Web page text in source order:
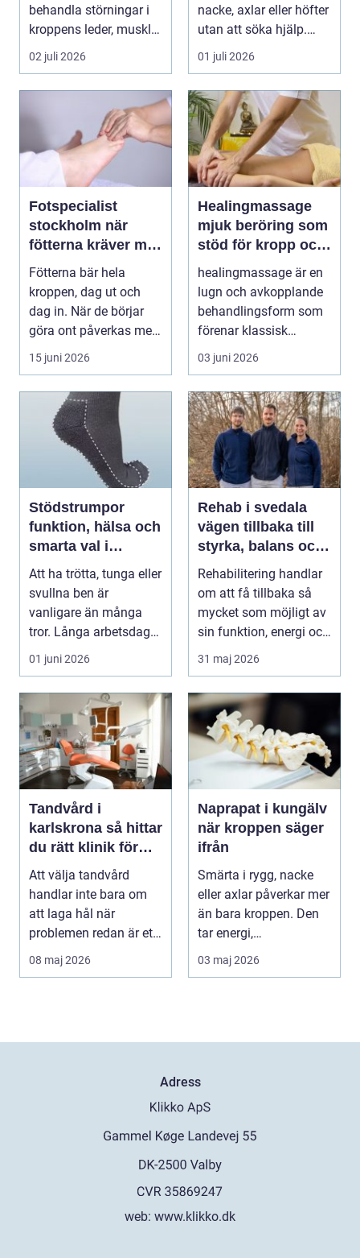
behandla störningar i
kroppens leder, muskler
och nervsyste...
02 juli 2026
nacke, axlar eller höfter
utan att söka hjälp.
Andra har ...
01 juli 2026
Fotspecialist
stockholm när
fötterna kräver mer
än vanliga sulor
Fötterna bär hela
kroppen, dag ut och
dag in. När de börjar
göra ont påverkas mer
15 juni 2026
Healingmassage
mjuk beröring som
stöd för kropp och
själ
healingmassage är en
lugn och avkopplande
behandlingsform som
förenar klassisk
massage med
03 juni 2026
Stödstrumpor
funktion, hälsa och
smarta val i
vardagen
Att ha trötta, tunga eller
svullna ben är
vanligare än många
tror. Långa arbetsdagar
på hårda golv, ...
01 juni 2026
Rehab i svedala
vägen tillbaka till
styrka, balans och
vardag
Rehabilitering handlar
om att få tillbaka så
mycket som möjligt av
sin funktion, energi och
trygghet...
31 maj 2026
Tandvård i
karlskrona så hittar
du rätt klinik för
långsiktig
munhälsa
Att välja tandvård
handlar inte bara om
att laga hål när
problemen redan är ett
faktum. Det handlar ...
08 maj 2026
Naprapat i kungälv
när kroppen säger
ifrån
Smärta i rygg, nacke
eller axlar påverkar mer
än bara kroppen. Den
tar energi,
koncentration och lus...
03 maj 2026
Adress
web: www.klikko.dk